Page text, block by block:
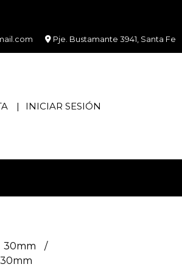
Pje. Bustamante 3941, Santa Fe
INICIAR SESIÓN
30mm